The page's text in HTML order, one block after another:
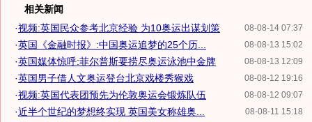
相关新闻
08-08-14 07:37
·视频:英国民众参考北京经验 为10奥运出谋划策
08-08-13 15:02
·英国《金融时报》:中国奥运追梦的25个历...
08-08-13 12:09
·英国媒体惊呼:菲尔普斯要捞尽奥运泳池中金牌
08-08-12 19:16
·英国男子借人文奥运登台北京戏楼秀猴戏
08-08-12 09:07
·视频:英国代表团预先为伦敦奥运会锻炼队伍
08-08-11 15:18
·近半个世纪的梦想终实现 英国美女称雄奥...